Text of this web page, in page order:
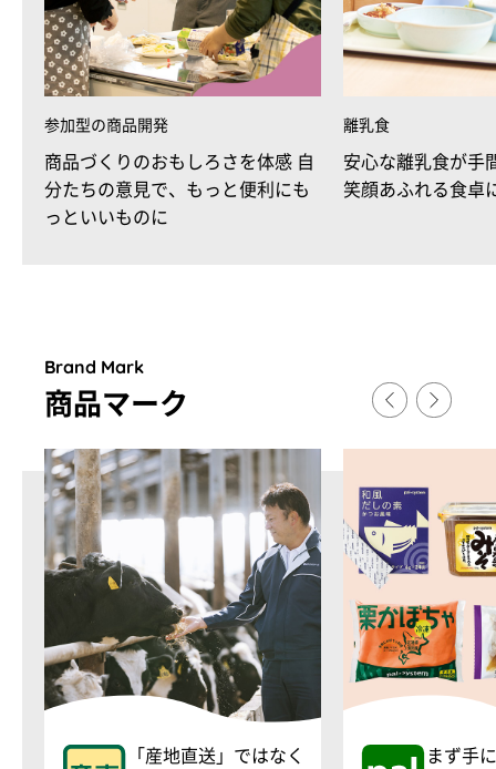
参加型の商品開発
商品づくりのおもしろさを体感 自
分たちの意見で、もっと便利にも
っといいものに
離乳食
安心な離乳食が手
笑顔あふれる食卓
Brand Mark
商品マーク
「産地直送」ではなく
まず手